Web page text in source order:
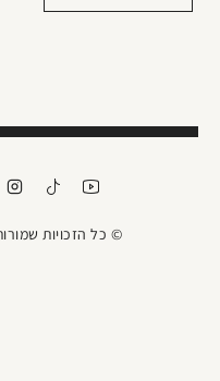
© כל הזכויות